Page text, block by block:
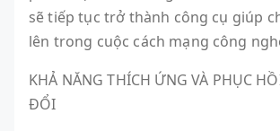
sẽ tiếp tục trở thành công cụ giúp
lên trong cuộc cách mạng công
KHẢ NĂNG THÍCH ỨNG VÀ PHỤC
ĐỔI